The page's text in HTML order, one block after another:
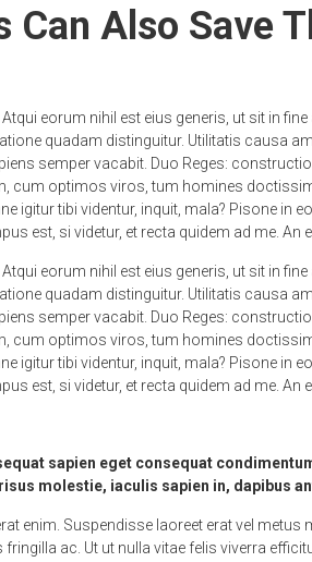
Also Save
eorum nihil est eius generis, ut sit in
quadam distinguitur. Utilitatis causa
semper vacabit. Duo Reges:
cum optimos viros, tum homines
igitur tibi videntur, inquit, mala? Pisone in
est, si videtur, et recta quidem ad me. An
eorum nihil est eius generis, ut sit in
quadam distinguitur. Utilitatis causa
semper vacabit. Duo Reges:
cum optimos viros, tum homines
igitur tibi videntur, inquit, mala? Pisone in
est, si videtur, et recta quidem ad me. An
sapien eget consequat
molestie, iaculis sapien in, dapibus
enim. Suspendisse laoreet erat vel
ac. Ut ut nulla vitae felis viverra